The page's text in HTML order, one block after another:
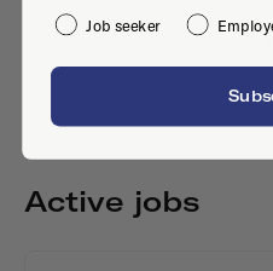
Thiemannstrasse 1,
Active jobs
Job seeker